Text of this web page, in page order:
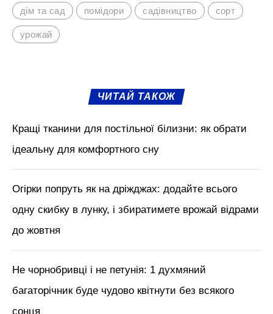
дім та сад помідори садівництво сорт
урожай
ЧИТАЙ ТАКОЖ
Кращі тканини для постільної білизни: як обрати
ідеальну для комфортного сну
Огірки попруть як на дріжджах: додайте всього
одну скибку в лунку, і збиратимете врожай відрами
до жовтня
Не чорнобривці і не петунія: 1 духмяний
багаторічник буде чудово квітнути без всякого
сонця